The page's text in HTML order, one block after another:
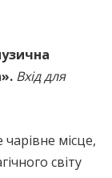
Вхід для
місце,
світу